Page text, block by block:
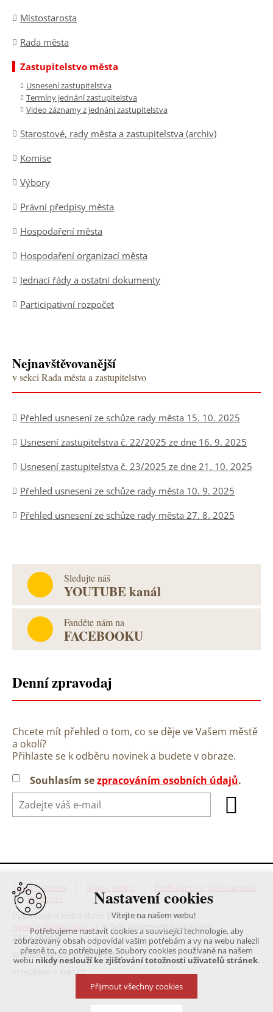
Místostarosta
Rada města
Zastupitelstvo města
Usnesení zastupitelstva
Termíny jednání zastupitelstva
Video záznamy z jednání zastupitelstva
Starostové, rady města a zastupitelstva (archiv)
Komise
Výbory
Právní předpisy města
Hospodaření města
Hospodaření organizací města
Jednací řády a ostatní dokumenty
Participativní rozpočet
Nejnavštěvovanější
v sekci Rada města a zastupitelstvo
Přehled usnesení ze schůze rady města 15. 10. 2025
Usnesení zastupitelstva č. 22/2025 ze dne 16. 9. 2025
Usnesení zastupitelstva č. 23/2025 ze dne 21. 10. 2025
Přehled usnesení ze schůze rady města 10. 9. 2025
Přehled usnesení ze schůze rady města 27. 8. 2025
Sledujte náš
YOUTUBE kanál
Fanděte nám na
FACEBOOKU
Denní zpravodaj
Chcete mít přehled o tom, co se děje ve Vašem městě
a okolí?
Přihlaste se k odběru novinek a budete v obraze.
Souhlasím sezpracováním osobních údajů.
Titulní strana
|Webmail
Publikování nebo další šíření obsahu serveru
www.velkemezirici.cz
je bez písemného souhlasu
ZAKÁZÁNO!
© 2026 Město Velké Meziříčí
Nastavení cookies
Vítejte na našem webu!
Potřebujeme nastavit cookies a související technologie, aby
zobrazovaný obsah odpovídal vašim potřebám a vy na webu nalezli
přesně to, co potřebujete. Soubory cookies používané na našem
webu nikdy neslouží ke zjišťování totožnosti uživatelů stránek.
Přijmout všechny cookies